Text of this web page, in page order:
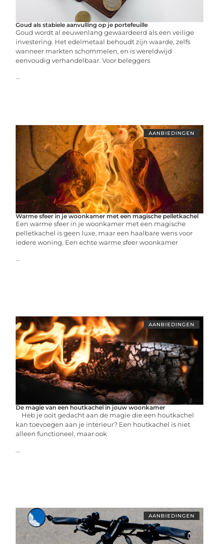
Goud als stabiele aanvulling op je portefeuille
Goud wordt al eeuwenlang gewaardeerd als een veilige
investering. Het edelmetaal behoudt zijn waarde, zelfs
wanneer markten schommelen, en is wereldwijd
eenvoudig verhandelbaar. Voor beleggers
...
AANBIEDINGEN
Warme sfeer in je woonkamer met een magische pelletkachel
Een warme sfeer in je woonkamer met een magische
pelletkachel is geen luxe, maar een haalbare wens voor
iedere woning. Een echte warme sfeer woonkamer
...
AANBIEDINGEN
De magie van een houtkachel in jouw woonkamer
Heb je ooit gedacht aan de magie die een houtkachel
kan toevoegen aan je interieur? Een houtkachel is niet
alleen functioneel, maar ook
...
AANBIEDINGEN